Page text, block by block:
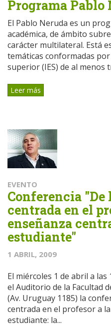
Programa Pablo
El Pablo Neruda es un
académica, de ámbito
carácter multilateral. Está
temáticas conformadas
superior (IES) de al menos
Leer más
EVENTO
Conferencia "De
centrada en el
enseñanza
estudiante"
1 ABRIL, 2009
El miércoles 1 de abril a
el Auditorio de la Facultad
(Av. Uruguay 1185) la
centrada en el profesor a
estudiante: la...